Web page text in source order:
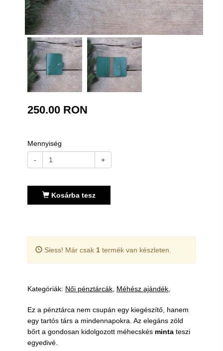
250.00 RON
Mennyiség
- +
Kosárba tesz
Siess! Már csak 1 termék van készleten.
Kategóriák: Női pénztárcák Méhész ajándék
Ez a pénztárca nem csupán egy kiegészítő, hanem
egy tartós társ a mindennapokra. Az elegáns zöld
bőrt a gondosan kidolgozott méhecskés minta teszi
egyedivé.